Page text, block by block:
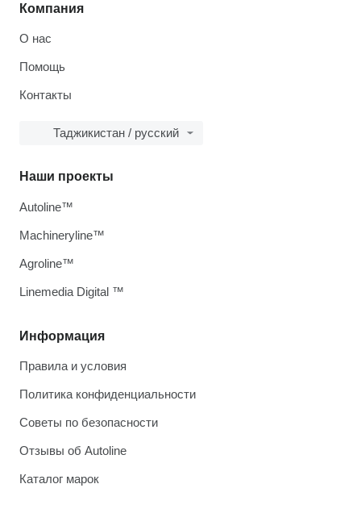
Компания
О нас
Помощь
Контакты
Таджикистан / русский
Информация
Правила и условия
Политика конфиденциальности
Советы по безопасности
Отзывы об Autoline
Каталог марок
Наши проекты
Autoline™
Machineryline™
Agroline™
Linemedia Digital ™